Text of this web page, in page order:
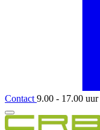
Contact 9.00 - 17.00 uur